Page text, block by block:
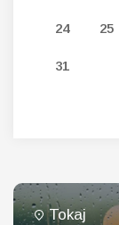
24 25
31
Tokaj